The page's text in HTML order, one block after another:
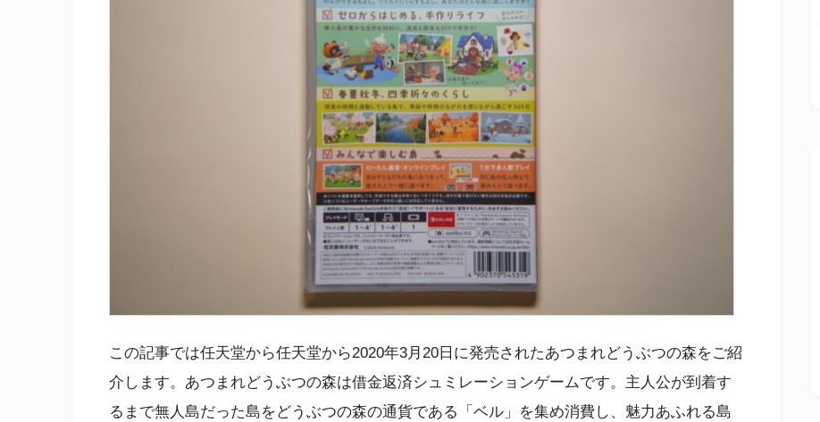
この記事では任天堂から任天堂から2020年3月20日に発売されたあつまれどうぶつの森をご紹
介します。あつまれどうぶつの森は借金返済シュミレーションゲームです。主人公が到着す
るまで無人島だった島をどうぶつの森の通貨である「ベル」を集め消費し、魅力あふれる島